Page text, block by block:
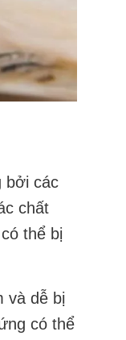
bởi các
chất
thể bị
và dễ bị
có thể